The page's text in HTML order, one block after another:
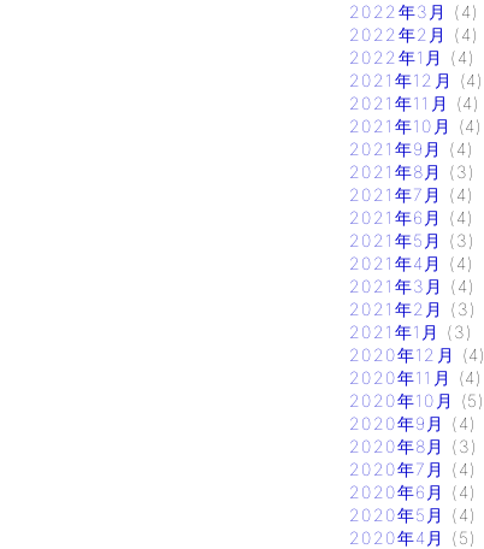
2022年3月
(4)
2022年2月
(4)
2022年1月
(4)
2021年12月
(4)
2021年11月
(4)
2021年10月
(4)
2021年9月
(4)
2021年8月
(3)
2021年7月
(4)
2021年6月
(4)
2021年5月
(3)
2021年4月
(4)
2021年3月
(4)
2021年2月
(3)
2021年1月
(3)
2020年12月
(4)
2020年11月
(4)
2020年10月
(5)
2020年9月
(4)
2020年8月
(3)
2020年7月
(4)
2020年6月
(4)
2020年5月
(4)
2020年4月
(5)